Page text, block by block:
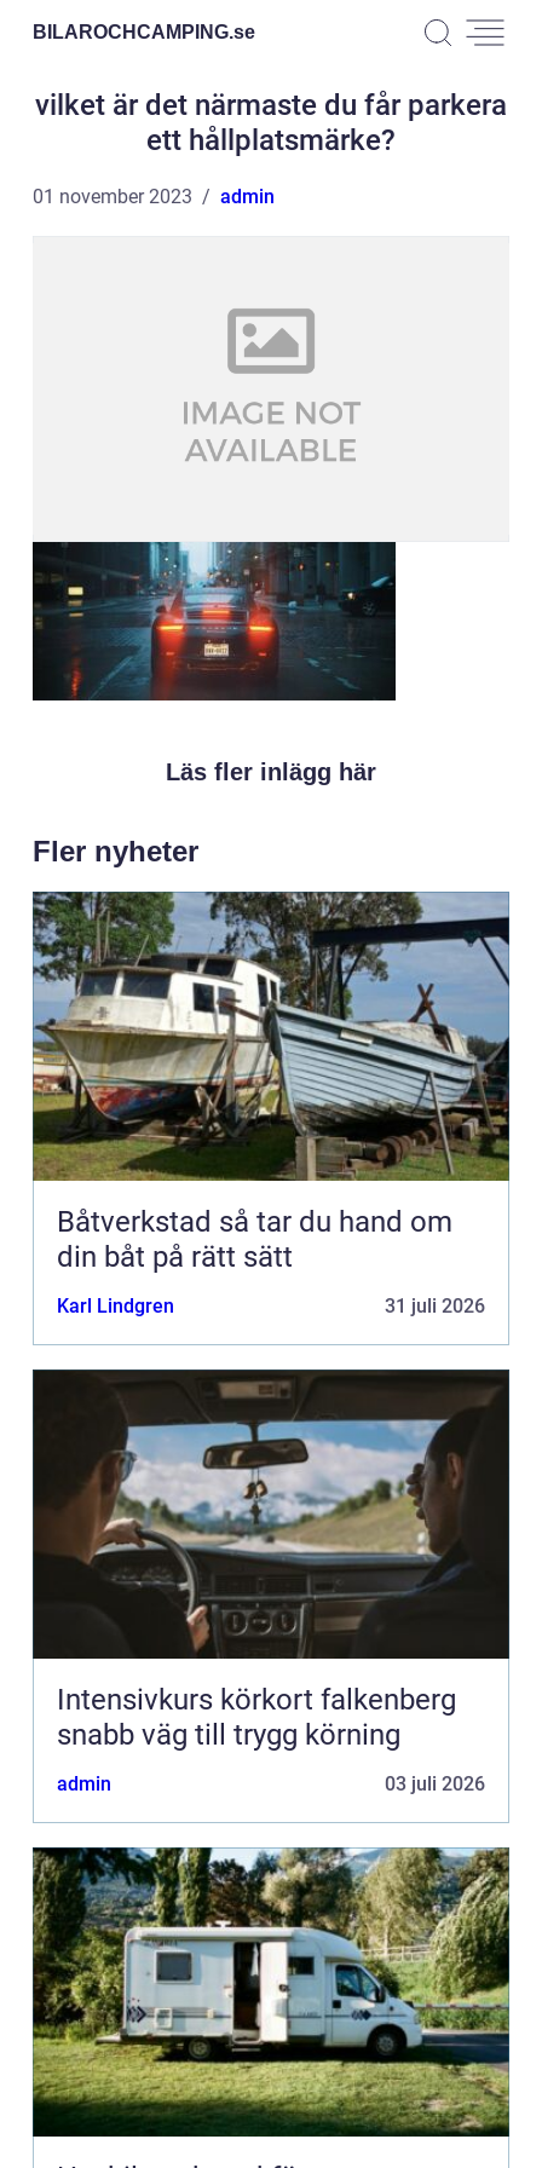
BILAROCHCAMPING.se
vilket är det närmaste du får parkera
ett hållplatsmärke?
01 november 2023 admin
Läs fler inlägg här
Fler nyheter
Båtverkstad så tar du hand om
din båt på rätt sätt
Karl Lindgren 31 juli 2026
Intensivkurs körkort falkenberg
snabb väg till trygg körning
admin 03 juli 2026